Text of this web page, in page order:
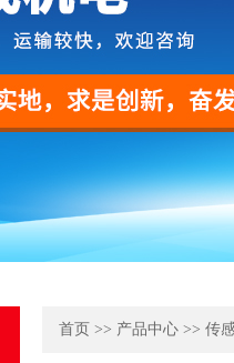
首页 >> 产品中心 >> 传